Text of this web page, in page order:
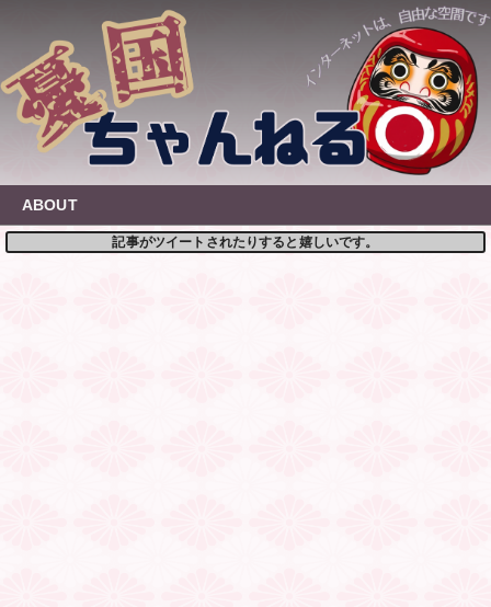
content
ABOUT
記事がツイートされたりすると嬉しいです。